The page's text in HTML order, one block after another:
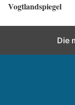
Vogtlandspiegel
Die